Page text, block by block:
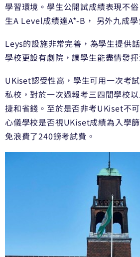
學習環境。學生公開試成績表現不
生A Level成績達A*-B， 另外九成學
Leys的設施非常完善，為學生提供
學校更設有劇院，讓學生能盡情發揮
UKiset認受性高，學生可用一次考
私校，對於一次過報考三四間學校
捷和省錢。至於是否非考UKiset不
心儀學校是否視UKiset成績為入學
免浪費了240鎊考試費。